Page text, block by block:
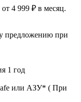
от 4 999 ₽ в месяц.
предложению при
1 год
или AЗУ* ( При